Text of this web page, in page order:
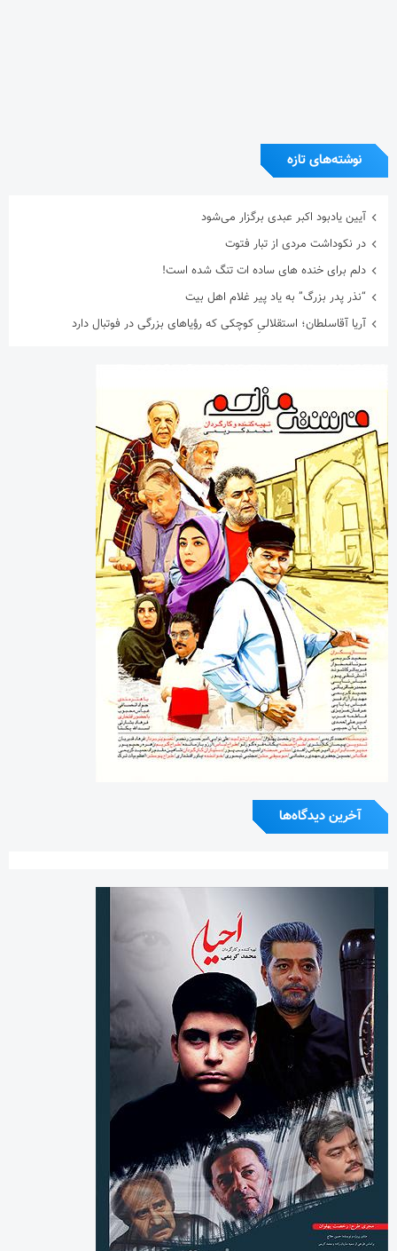
دلم برای خنده های ساده ات تنگ شده است!
“نذر پدر بزرگ” به یاد پیر غلام اهل بیت
آریا آقاسلطان؛ استقلالیِ کوچکی که رؤیاهای بزرگی در فوتبال دارد
آخرین دیدگاه‌ها